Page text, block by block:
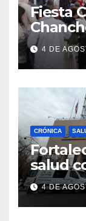
Fiesta
4 DE
CRÓNICA
salud
nuevas
4 DE